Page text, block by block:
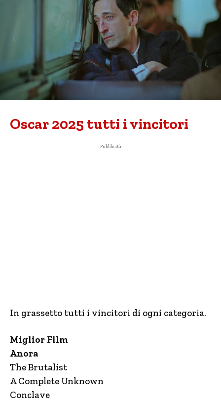
Oscar 2025 tutti i vincitori
- Pubblicità -
In grassetto tutti i vincitori di ogni categoria.
Miglior Film
Anora
The Brutalist
A Complete Unknown
Conclave